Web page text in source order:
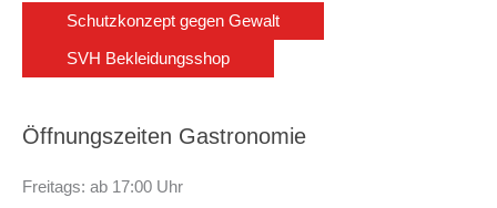
Schutzkonzept gegen Gewalt
SVH Bekleidungsshop
Öffnungszeiten Gastronomie
Freitags: ab 17:00 Uhr